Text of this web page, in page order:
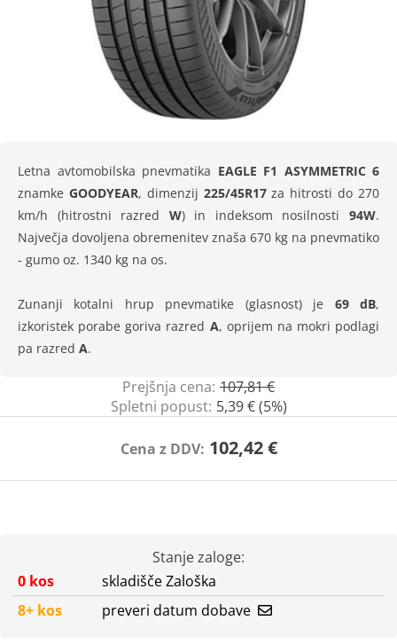
Letna avtomobilska pnevmatika EAGLE F1 ASYMMETRIC 6
znamke GOODYEAR, dimenzij 225/45R17za hitrosti do 270
km/h (hitrostni razred W) in indeksom nosilnosti94W.
Največja dovoljena obremenitev znaša 670 kg na pnevmatiko
- gumo oz. 1340 kg na os.
Zunanji kotalni hrup pnevmatike (glasnost) je 69 dB,
izkoristek porabe goriva razred A, oprijem na mokri podlagi
pa razred A.
Prejšnja cena: 107,81 €
Spletni popust: 5,39 € (5%)
Cena z DDV: 102,42 €
Stanje zaloge:
0 kos
skladišče Zaloška
8+ kos
preveri datum dobave